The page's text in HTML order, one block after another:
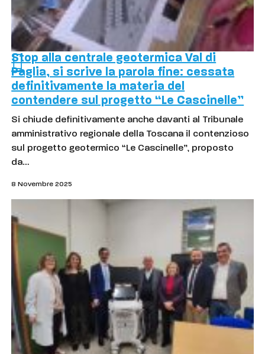
Stop alla centrale geotermica Val di
Paglia, si scrive la parola fine: cessata
definitivamente la materia del
contendere sul progetto “Le Cascinelle”
Si chiude definitivamente anche davanti al Tribunale
amministrativo regionale della Toscana il contenzioso
sul progetto geotermico “Le Cascinelle”, proposto
da…
8 Novembre 2025